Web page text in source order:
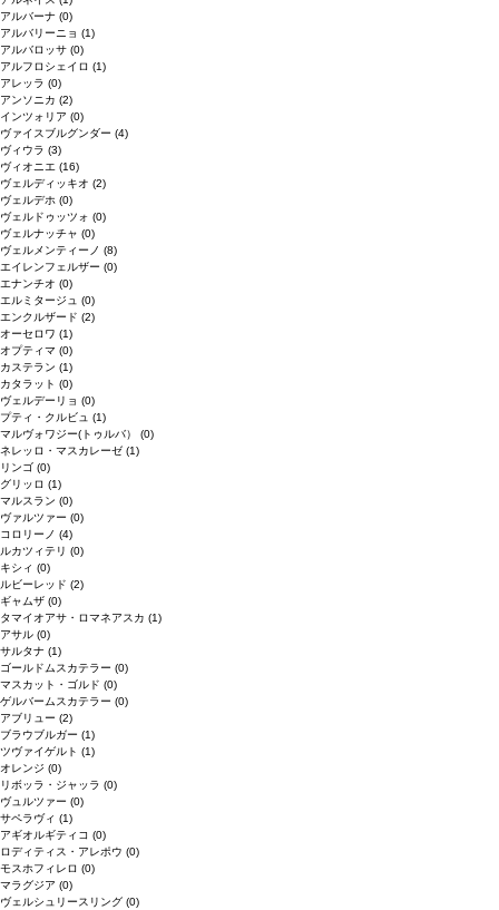
アルバーナ (0)
アルバリーニョ (1)
アルバロッサ (0)
アルフロシェイロ (1)
アレッラ (0)
アンソニカ (2)
インツォリア (0)
ヴァイスブルグンダー (4)
ヴィウラ (3)
ヴィオニエ (16)
ヴェルディッキオ (2)
ヴェルデホ (0)
ヴェルドゥッツォ (0)
ヴェルナッチャ (0)
ヴェルメンティーノ (8)
エイレンフェルザー (0)
エナンチオ (0)
エルミタージュ (0)
エンクルザード (2)
オーセロワ (1)
オプティマ (0)
カステラン (1)
カタラット (0)
ヴェルデーリョ (0)
プティ・クルビュ (1)
マルヴォワジー(トゥルバ） (0)
ネレッロ・マスカレーゼ (1)
リンゴ (0)
グリッロ (1)
マルスラン (0)
ヴァルツァー (0)
コロリーノ (4)
ルカツィテリ (0)
キシィ (0)
ルビーレッド (2)
ギャムザ (0)
タマイオアサ・ロマネアスカ (1)
アサル (0)
サルタナ (1)
ゴールドムスカテラー (0)
マスカット・ゴルド (0)
ゲルバームスカテラー (0)
アブリュー (2)
ブラウブルガー (1)
ツヴァイゲルト (1)
オレンジ (0)
リボッラ・ジャッラ (0)
ヴュルツァー (0)
サペラヴィ (1)
アギオルギティコ (0)
ロディティス・アレポウ (0)
モスホフィレロ (0)
マラグジア (0)
ヴェルシュリースリング (0)